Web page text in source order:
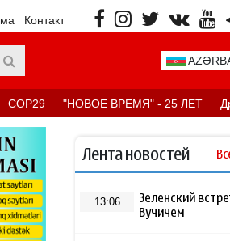
Контакт
COP29 "НОВОЕ ВРЕМЯ" - 25 ЛЕТ
Лента новостей
13:06
Зеленский
Вучичем